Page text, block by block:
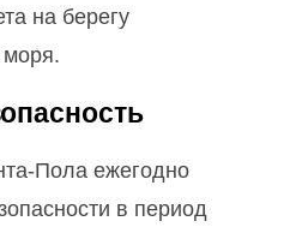
на берегу
Пола ежегодно
в период